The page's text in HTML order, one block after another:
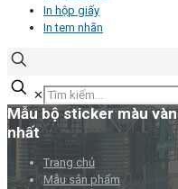
In hộp giấy
In tem nhãn
✕
Mẫu bộ sticker màu
nhất
Trang chủ
Mẫu sản phẩm